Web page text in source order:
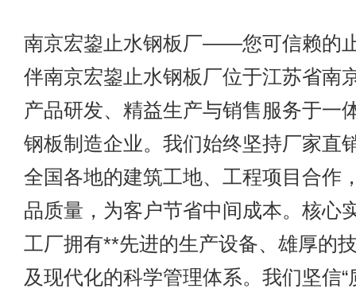
南京宏鋆止水钢板厂——您可信赖的
伴南京宏鋆止水钢板厂位于江苏省南
产品研发、精益生产与销售服务于一
钢板制造企业。我们始终坚持厂家直
全国各地的建筑工地、工程项目合作
品质量，为客户节省中间成本。核心
工厂拥有**先进的生产设备、雄厚的
及现代化的科学管理体系。我们坚信